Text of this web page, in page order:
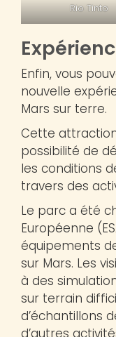
Rio Tinto
Enfin, vous
nouvelle
Mars sur terre.
Cette
possibilité de
les conditions
travers des
Le parc a été
Européenne
équipements
sur Mars. Les
à des
sur terrain
d’échantillons
d’autres